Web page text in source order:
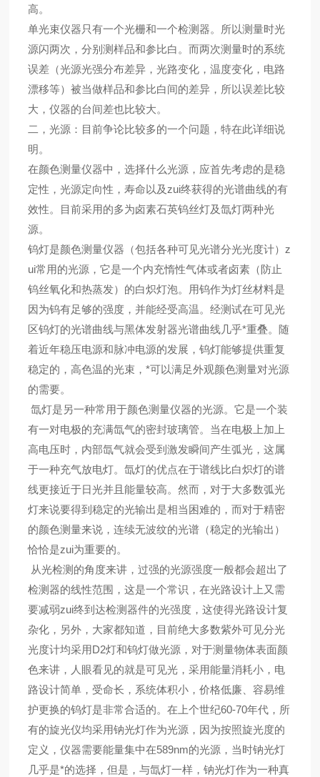
高。
单光束仪器只有一个光栅和一个检测器。所以测量时光
源闪两次，分别测样品和参比白。而两次测量时的系统
误差（光源光强分布差异，光路变化，温度变化，电路
漂移等）被当做样品和参比白间的差异，所以误差比较
大，仪器的台间差也比较大。
二，光源：目前争论比较多的一个问题，特在此详细说
明。
在颜色测量仪器中，选择什么光源，应首先考虑的是稳
定性，光源定向性，寿命以及zui终获得的光谱曲线的有
效性。目前采用的多为卤素石英钨丝灯及氙灯两种光
源。
钨灯是颜色测量仪器（包括各种可见光谱分光光度计）z
ui常用的光源，它是一个内充惰性气体或者卤素（防止
钨丝氧化和热蒸发）的白炽灯泡。用钨作为灯丝材料是
因为钨有足够的强度，并能经受高温。经测试在可见光
区钨灯的光谱曲线与黑体发射器光谱曲线几乎*重叠。随
着近年稳压电源和脉冲电源的发展，钨灯能够提供重复
稳定的，高色温的光束，*可以满足外观颜色测量对光源
的需要。
氙灯是另一种常用于颜色测量仪器的光源。它是一个装
有一对电极的充满氙气的密封玻璃管。当在电极上加上
高电压时，内部氙气就会受到激发瞬间产生弧光，这属
于一种充气放电灯。氙灯的优点在于谱线比白炽灯的谱
线更接近于日光并且能量较高。然而，对于大多数弧光
灯来说要得到稳定的光输出是相当困难的，而对于精密
的颜色测量来说，连续无波纹的光谱（稳定的光输出）
恰恰是zui为重要的。
从光检测的角度来讲，过强的光源强度一般都会超出了
检测器的线性范围，这是一个常识，在光路设计上又需
要减弱zui终到达检测器件的光强度，这使得光路设计复
杂化，另外，大家都知道，目前绝大多数紫外可见分光
光度计均采用D2灯和钨灯做光源，对于测量物体表面颜
色来讲，人眼看见的就是可见光，采用能量消耗小，电
路设计简单，受命长，系统体积小，价格低廉、容易维
护更换的钨灯是非常合适的。在上个世纪60-70年代，所
有的旋光仪均采用钠光灯作为光源，因为按照旋光度的
定义，仪器需要能量集中在589nm的光源，当时钠光灯
几乎是*的选择，但是，与氙灯一样，钠光灯作为一种真